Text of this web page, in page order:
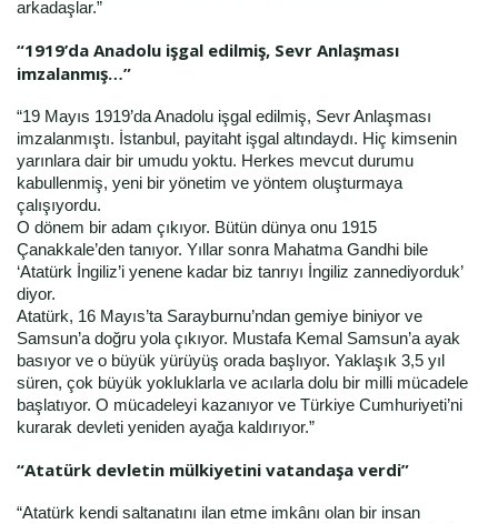
arkadaşlar.”
“1919’da Anadolu işgal edilmiş, Sevr Anlaşması
imzalanmış…”
“19 Mayıs 1919’da Anadolu işgal edilmiş, Sevr Anlaşması
imzalanmıştı. İstanbul, payitaht işgal altındaydı. Hiç kimsenin
yarınlara dair bir umudu yoktu. Herkes mevcut durumu
kabullenmiş, yeni bir yönetim ve yöntem oluşturmaya
çalışıyordu.
O dönem bir adam çıkıyor. Bütün dünya onu 1915
Çanakkale’den tanıyor. Yıllar sonra Mahatma Gandhi bile
‘Atatürk İngiliz’i yenene kadar biz tanrıyı İngiliz zannediyorduk’
diyor.
Atatürk, 16 Mayıs’ta Sarayburnu’ndan gemiye biniyor ve
Samsun’a doğru yola çıkıyor. Mustafa Kemal Samsun’a ayak
basıyor ve o büyük yürüyüş orada başlıyor. Yaklaşık 3,5 yıl
süren, çok büyük yokluklarla ve acılarla dolu bir milli mücadele
başlatıyor. O mücadeleyi kazanıyor ve Türkiye Cumhuriyeti’ni
kurarak devleti yeniden ayağa kaldırıyor.”
“Atatürk devletin mülkiyetini vatandaşa verdi”
“Atatürk kendi saltanatını ilan etme imkânı olan bir insan